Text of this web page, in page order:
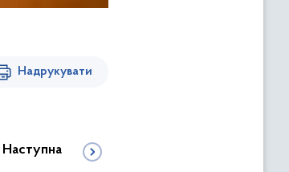
Надрукувати
Наступна